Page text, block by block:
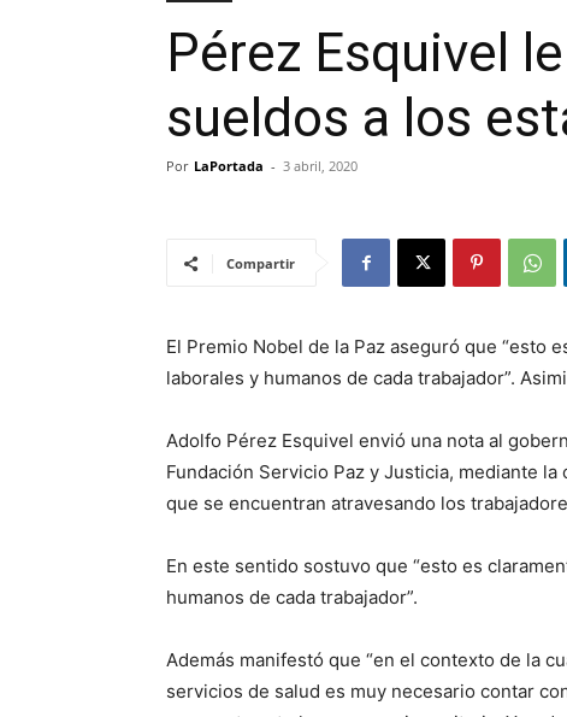
Pérez Esquivel
sueldos a los
Por LaPortada - 3 abril, 2020
Compartir
El Premio Nobel de la Paz aseguró que “esto
laborales y humanos de cada trabajador”.
Adolfo Pérez Esquivel envió una nota al
Fundación Servicio Paz y Justicia, mediante
que se encuentran atravesando los
En este sentido sostuvo que “esto es
humanos de cada trabajador”.
Además manifestó que “en el contexto de la
servicios de salud es muy necesario contar